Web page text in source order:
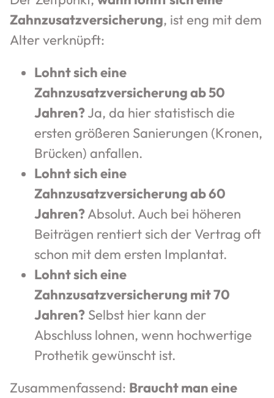
Zahnzusatzversicherung, ist eng mit dem
Alter verknüpft:
Lohnt sich eine
Zahnzusatzversicherung ab 50
Jahren?Ja, da hier statistisch die
ersten größeren Sanierungen (Kronen,
Brücken) anfallen.
Lohnt sich eine
Zahnzusatzversicherung ab 60
Jahren?Absolut. Auch bei höheren
Beiträgen rentiert sich der Vertrag oft
schon mit dem ersten Implantat.
Lohnt sich eine
Zahnzusatzversicherung mit 70
Jahren? Selbst hier kann der
Abschluss lohnen, wenn hochwertige
Prothetik gewünscht ist.
Zusammenfassend: Braucht man eine